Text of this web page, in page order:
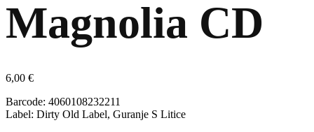
Magnolia CD
6,00 €
Barcode: 4060108232211
Label: Dirty Old Label, Guranje S Litice